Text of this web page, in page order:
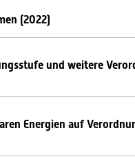
(2022)
und weitere
Energien auf